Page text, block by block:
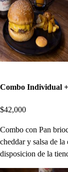
Combo Individual
$42,000
Combo con Pan
cheddar y salsa de
disposicion de la